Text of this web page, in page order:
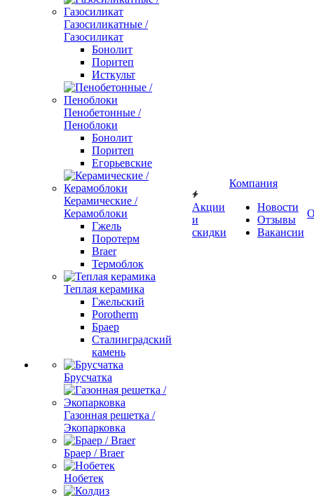
Газосиликатные /
Газосиликат
Бонолит
Поритеп
Исткульт
Пенобетонные /
Пеноблоки
Бонолит
Поритеп
Егорьевские
Керамические /
Керамоблоки
Гжель
Поротерм
Braer
Термоблок
Теплая керамика
Гжельский
Porotherm
Браер
Сталинградский
камень
Брусчатка
Газонная решетка /
Экопарковка
Браер / Braer
Нобетек
Акции
и
скидки
Компания
Новости
Отзывы
Вакансии